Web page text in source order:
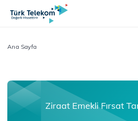
Ana Sayfa
Ziraat Emekli Fırsat